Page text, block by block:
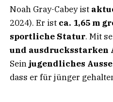
Noah Gray-Cabey ist
2024). Er ist ca. 1,65 m
sportliche Statur. Mit
und ausdrucksstarken
Sein jugendliches
dass er für jünger